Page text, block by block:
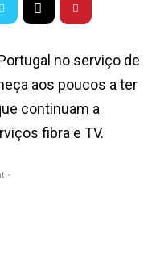
no serviço de
aos poucos a ter
continuam a
fibra e TV.
-